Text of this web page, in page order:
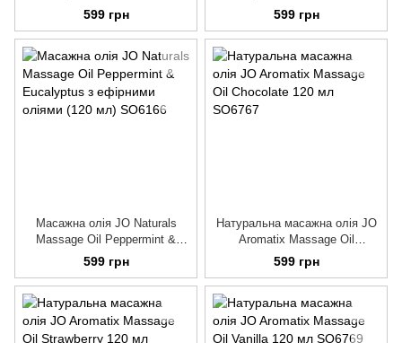
натуральними ефірними
оліями 120мл
599 грн
з натуральними ефірними
оліями (120 мл)
599 грн
Масажна олія JO Naturals
Massage Oil Peppermint &
Eucalyptus з ефірними оліями
(120 мл)
599 грн
Натуральна масажна олія JO
Aromatix Massage Oil
Chocolate 120 мл
599 грн